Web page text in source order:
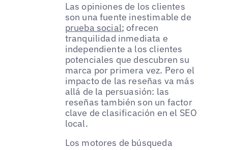
Las opiniones de los clientes
son una fuente inestimable de
prueba social; ofrecen
tranquilidad inmediata e
independiente a los clientes
potenciales que descubren su
marca por primera vez. Pero el
impacto de las reseñas va más
allá de la persuasión: las
reseñas también son un factor
clave de clasificación en el SEO
local.
Los motores de búsqueda